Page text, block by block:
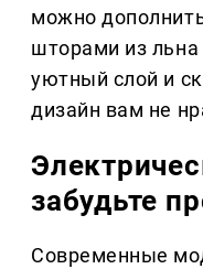
можно
шторами из льна
уютный слой и
дизайн вам не
забудьте
Современные